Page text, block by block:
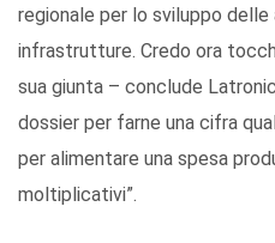
regionale per lo sviluppo
infrastrutture. Credo ora
sua giunta – conclude
dossier per farne una cifra
per alimentare una spesa
moltiplicativi”.